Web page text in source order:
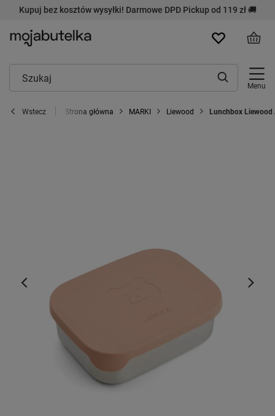
Kupuj bez kosztów wysyłki! Darmowe DPD Pickup od 119 zł 🚚
Menu
Wstecz Strona główna MARKI Liewood Lunchbox Liewood